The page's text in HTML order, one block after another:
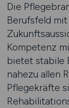
Die
Berufsfeld
Kompetenz
bietet stabile
nahezu allen
Pflegekräfte